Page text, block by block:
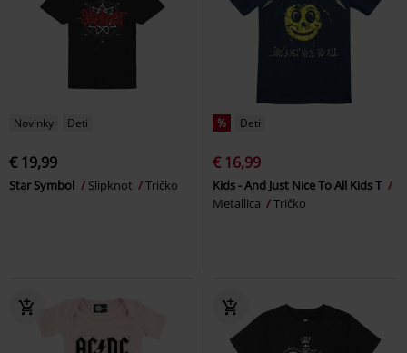
Novinky Deti
€ 19,99
Star Symbol Slipknot Tričko
% Deti
€ 16,99
Kids - And Just Nice To All Kids T
Metallica
Tričko